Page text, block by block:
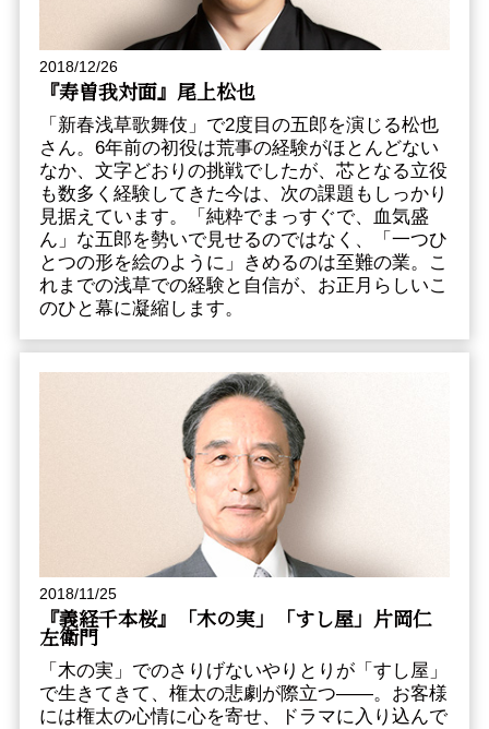
2018/12/26
『寿曽我対面』尾上松也
「新春浅草歌舞伎」で2度目の五郎を演じる松也
さん。6年前の初役は荒事の経験がほとんどない
なか、文字どおりの挑戦でしたが、芯となる立役
も数多く経験してきた今は、次の課題もしっかり
見据えています。「純粋でまっすぐで、血気盛
ん」な五郎を勢いで見せるのではなく、「一つひ
とつの形を絵のように」きめるのは至難の業。こ
れまでの浅草での経験と自信が、お正月らしいこ
のひと幕に凝縮します。
2018/11/25
『義経千本桜』「木の実」「すし屋」片岡仁
左衛門
「木の実」でのさりげないやりとりが「すし屋」
で生きてきて、権太の悲劇が際立つ――。お客様
には権太の心情に心を寄せ、ドラマに入り込んで